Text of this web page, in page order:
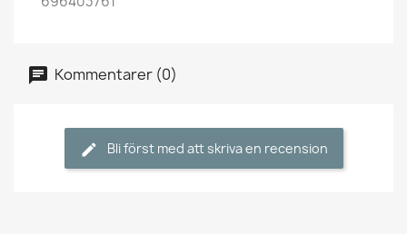
Kommentarer (0)
Bli först med att skriva en recension